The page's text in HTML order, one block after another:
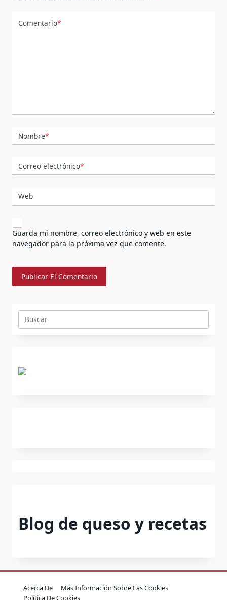
Comentario*
Nombre*
Correo electrónico*
Web
Guarda mi nombre, correo electrónico y web en este
navegador para la próxima vez que comente.
Buscar:
Blog de queso y recetas
Acerca De
Más Información Sobre Las Cookies
Política De Cookies